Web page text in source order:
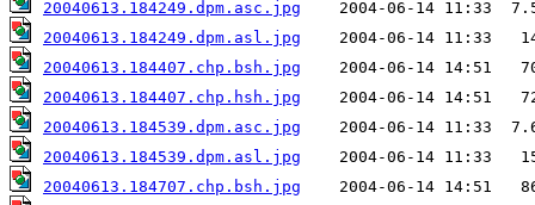
20040613.184249.dpm.asc.jpg
20040613.184249.dpm.asl.jpg
20040613.184407.chp.bsh.jpg
20040613.184407.chp.hsh.jpg
20040613.184539.dpm.asc.jpg
20040613.184539.dpm.asl.jpg
20040613.184707.chp.bsh.jpg